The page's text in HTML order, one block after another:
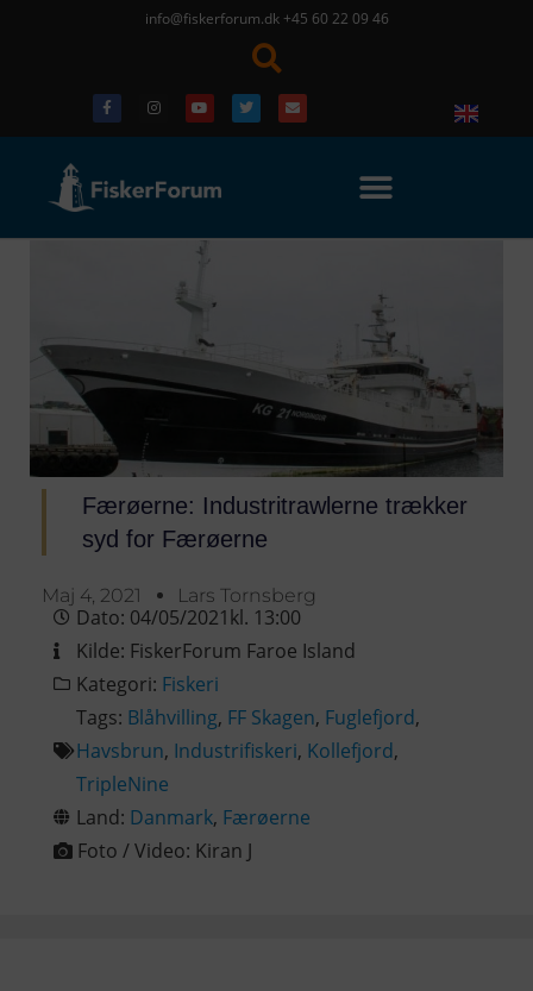
info@fiskerforum.dk +45 60 22 09 46
Færøerne: Industritrawlerne trækker
syd for Færøerne
Maj 4, 2021 Lars Tornsberg
Dato: 04/05/2021kl. 13:00
Kilde: FiskerForum Faroe Island
Kategori: Fiskeri
Tags: Blåhvilling, FF Skagen, Fuglefjord,
Havsbrun, Industrifiskeri, Kollefjord,
TripleNine
Land: Danmark, Færøerne
Foto / Video: Kiran J